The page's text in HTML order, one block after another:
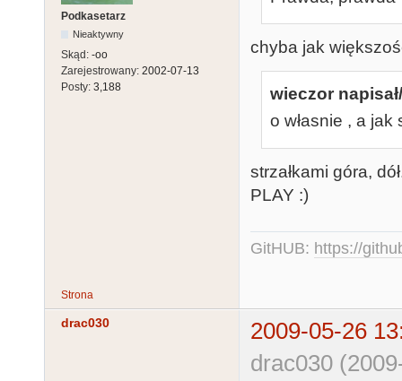
Podkasetarz
Nieaktywny
Skąd: -oo
Zarejestrowany: 2002-07-13
Posty: 3,188
chyba jak
wieczor
o własnie , a
strzałkami góra,
PLAY :)
GitHUB: https://
Strona
drac030
2009-05-26
drac030